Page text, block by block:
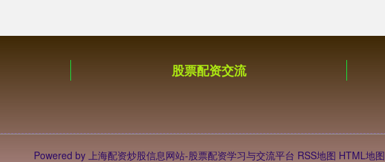
股票配资交流
Powered by 上海配资炒股信息网站-股票配资学习与交流平台 RSS地图 HTML地图